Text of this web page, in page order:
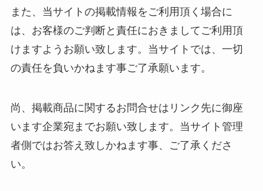
また、当サイトの掲載情報をご利用頂く場合に
は、お客様のご判断と責任におきましてご利用頂
けますようお願い致します。当サイトでは、一切
の責任を負いかねます事ご了承願います。
尚、掲載商品に関するお問合せはリンク先に御座
います企業宛までお願い致します。当サイト管理
者側ではお答え致しかねます事、ご了承くださ
い。